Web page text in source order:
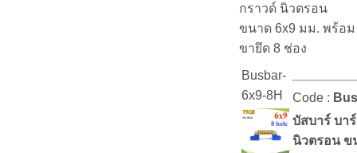
กราวด์ นิวตรอน
ขนาด 6x9 มม. พร้อม
ขายึด 8 ช่อง
Busbar-
6x9-8H
Code :
บัสบาร์ บา
นิวตรอน ข